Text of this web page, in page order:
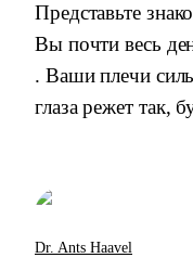
Представьте
Вы почти весь
. Ваши плечи
глаза режет так,
Dr. Ants Haavel